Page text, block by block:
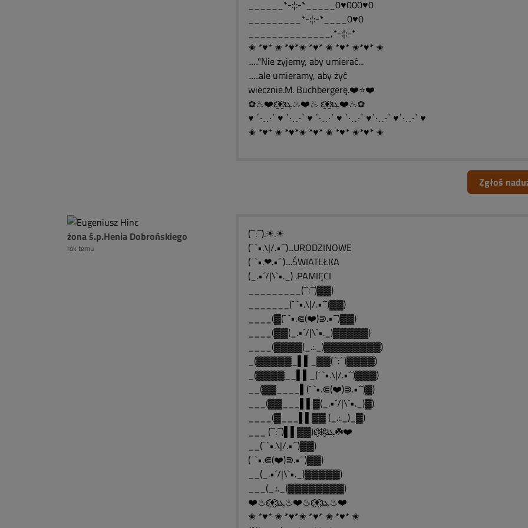
______*-:¦:-*_____0♥000♥0
_________*-:¦:-*____0♥0
______________,*-:¦:-*
✬ *♥* ✬ *♥*✬ *♥* ✬ *♥* ✬*♥* ✬
......"Nie żyjemy, aby umierać...
......ale umieramy, aby żyć
wiecznie.M. Buchbergerę.❤️⭐❤️
✿♨❤️ԑ̮̑♦̮̑ɜܓ♨❤️♨ ԑ̮̑♦̮̑ɜܓ❤️♨✿
♥ ⋱⋰ ♥ ⋱⋰ ♥ ⋱⋰ ♥ ⋱⋰ ♥⋱⋰ ♥⋱⋰ ♥
✬ *♥* ✬ *♥*✬ *♥* ✬ *♥* ✬*♥* ✬
Zgłoś
żona ś.p.Henia Dobrońskiego
rok temu
(¯`:´¯).☀.☀
(¯ `•.\|/.•´¯)...URODZINOWE
(¯ `•.❤.•´¯)....ŚWIATEŁKA
(_.•´/|\`•._) .PAMIĘCI
_________(¯`:´¯)▓▓)
_______(¯ `•.\|/.•´¯)▓▓)
____(▓(¯ `•.⋐(❤️)⋑.•´¯)▓▓)
____(▓▓(_.•´/|\`•._)▓▓▓▓▓)
____(▓▓▓▓(_.:._)▓▓▓▓▓▓▓▓)
_(▓▓▓▓▓_▌▌_▓▓(¯`:´¯)▓▓▓▓)
_(▓▓▓▓__▌▌_(¯ `•.\|/.•´¯)▓▓▓)
__(▓▓____▌(¯ `•.⋐(❤️)⋑.•´¯)▓)
___(▓▓___▌▌▓(_.•´/|\`•._)▓)
____(▓___▌▌▓▓ (_.:._)_▓)
___ (¯`:´¯)▌▌▓▓)ԑ̮̑❄️̮̑ɜܓ☘️❤️
__(¯ `•.\|/.•´¯)▓▓)
(¯ `•.⋐(❤️)⋑.•´¯)▓▓)
__(_.•´/|\`•._)▓▓▓▓▓)
___(_.:._)▓▓▓▓▓▓▓▓)
❤️♨ԑ̮̑♦̮̑ɜܓ♨❤️♨ԑ̮̑♦̮̑ɜܓ♨❤️
✬ *♥* ✬ *♥*✬ *♥* ✬ *♥* ✬